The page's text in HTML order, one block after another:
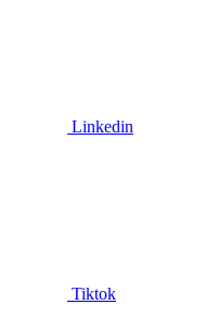
Linkedin
Tiktok